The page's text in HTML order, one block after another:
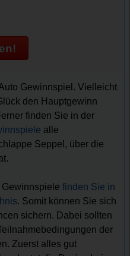
Gewinnspiel. Vielleicht
den Hauptgewinn
finden Sie in der
alle
Seppel, über die
Gewinnspielefinden Sie in
. Somit können Sie sich
sichern. Dabei sollten
der
Zuerst alles gut